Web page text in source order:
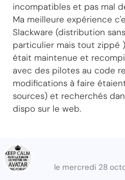
incompatibles et pas mal
Ma meilleure expérience
Slackware (distribution
particulier mais tout zippé
était maintenue et
avec des pilotes au code
modifications à faire
sources) et recherchés
dispo sur le web.
le mercredi 28